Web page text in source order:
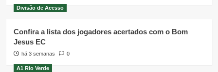
Divisão de Acesso
Confira a lista dos jogadores acertados com o Bom
Jesus EC
há 3 semanas 0
A1 Rio Verde